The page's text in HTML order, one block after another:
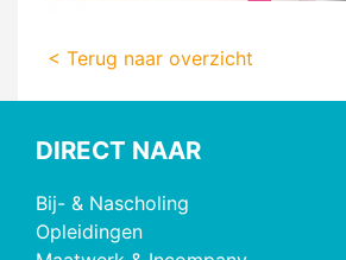
< Terug naar overzicht
DIRECT NAAR
Bij- & Nascholing
Opleidingen